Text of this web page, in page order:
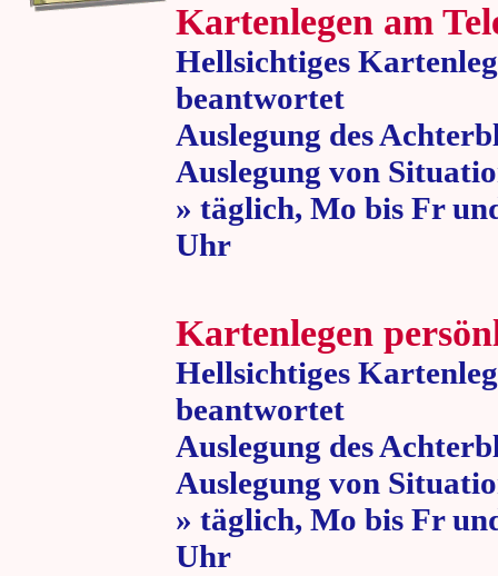
Kartenlegen am
Hellsichtiges
beantwortet
Auslegung des
Auslegung von
» täglich, Mo bis Fr
Uhr » 80
Kartenlegen
Hellsichtiges
beantwortet
Auslegung des
Auslegung von
» täglich, Mo bis Fr
Uhr » 80